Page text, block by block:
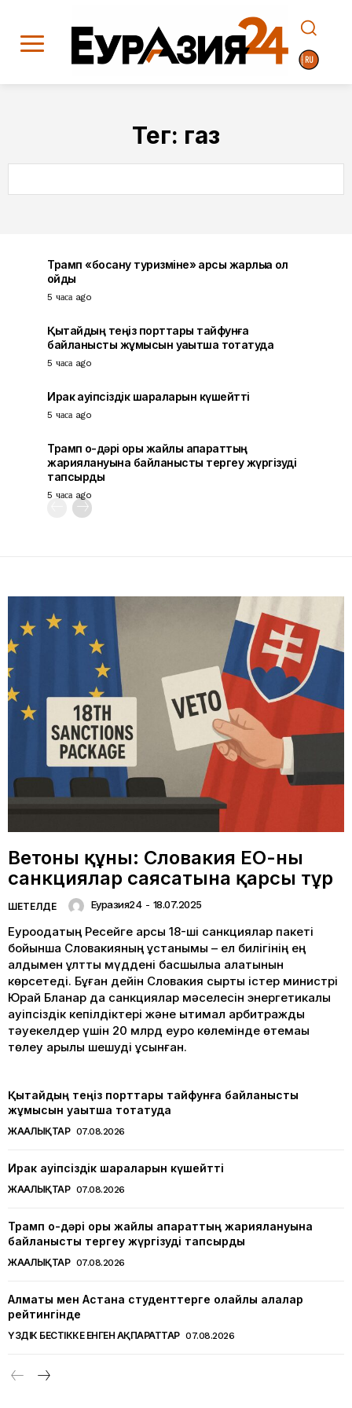
Тег: газ
Трамп «босану туризміне» қарсы жарлыққа қол
қойды
5 часа ago
Қытайдың теңіз порттары тайфунға
байланысты жұмысын уақытша тоқтатуда
5 часа ago
Ирак қауіпсіздік шараларын күшейтті
5 часа ago
Трамп оқ-дәрі қоры жайлы ақпараттың
жариялануына байланысты тергеу жүргізуді
тапсырды
5 часа ago
Ветоның құны: Словакия ЕО-ның
санкциялар саясатына қарсы тұр
ШЕТЕЛДЕ Еуразия24 - 18.07.2025
Еуроодақтың Ресейге қарсы 18-ші санкциялар пакеті
бойынша Словакияның ұстанымы – ел билігінің ең
алдымен ұлттық мүддені басшылыққа алатынын
көрсетеді. Бұған дейін Словакия сыртқы істер министрі
Юрай Бланар да санкциялар мәселесін энергетикалық
қауіпсіздік кепілдіктері және ықтимал арбитраждық
тәуекелдер үшін 20 млрд еуро көлемінде өтемақы
төлеу арқылы шешуді ұсынған.
Қытайдың теңіз порттары тайфунға байланысты
жұмысын уақытша тоқтатуда
ЖАҢАЛЫҚТАР 07.08.2026
Ирак қауіпсіздік шараларын күшейтті
ЖАҢАЛЫҚТАР 07.08.2026
Трамп оқ-дәрі қоры жайлы ақпараттың жариялануына
байланысты тергеу жүргізуді тапсырды
ЖАҢАЛЫҚТАР 07.08.2026
Алматы мен Астана студенттерге қолайлы қалалар
рейтингінде
ҮЗДІК БЕСТІККЕ ЕНГЕН АҚПАРАТТАР 07.08.2026